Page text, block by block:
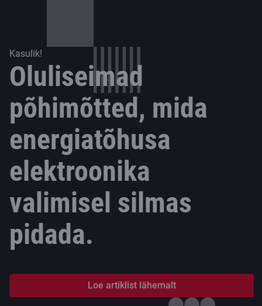
Kasulik!
Oluliseimad
põhimõtted, mida
energiatõhusa
elektroonika
valimisel silmas
pidada.
Loe artiklist lähemalt